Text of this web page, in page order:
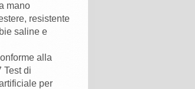
mano
resistente
saline e
alla
Test di
per